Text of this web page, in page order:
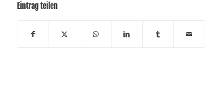
Eintrag teilen